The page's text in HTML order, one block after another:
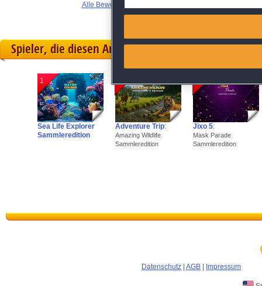
Alle Bewertungen anzeigen
Spieler, die diesen Artikel gekauft haben, spielten
1
Sea Life Explorer
Sammleredition
Adventure Trip:
Amazing Wildlife
Sammleredition
Jixo 5:
Mask Parade
Sammleredition
Datenschutz AGB Impressum
Save and communicate